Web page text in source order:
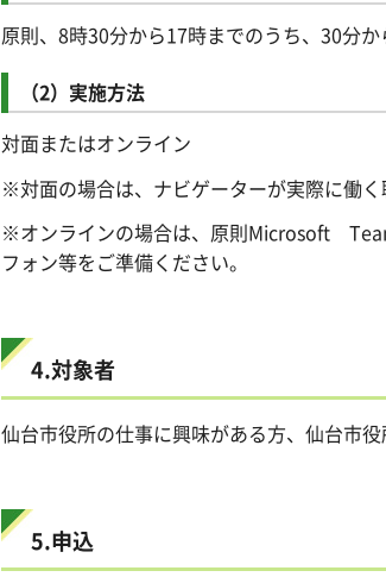
原則、8時30分から17時までのうち、30分
（2）実施方法
対面またはオンライン
※対面の場合は、ナビゲーターが実際に働く
※オンラインの場合は、原則Microsoft
フォン等をご準備ください。
4.対象者
仙台市役所の仕事に興味がある方、仙台市
5.申込